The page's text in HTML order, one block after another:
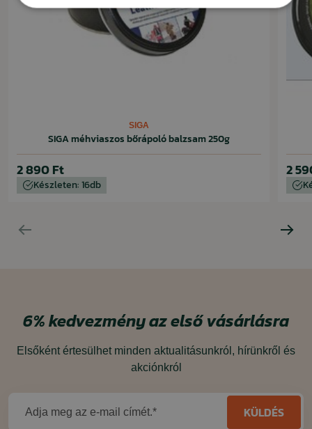
MUTASS KEVESEBBET
SIGA
SIGA méhviaszos bőrápoló balzsam 250g
2 890 Ft
Készleten: 16db
2
6%kedvezményaz első vásárlásra
Elsőként értesülhet minden aktualitásunkról, hírünkről és
akciónkról
Adja meg az e-mail címét.* KÜLDÉS